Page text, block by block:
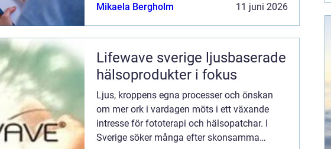
det inte längre bara om s...
Mikaela Bergholm 11 juni 2026
Lifewave sverige ljusbaserade
hälsoprodukter i fokus
Ljus, kroppens egna processer och önskan
om mer ork i vardagen möts i ett växande
intresse för fototerapi och hälsopatchar. I
Sverige söker många efter skonsamma